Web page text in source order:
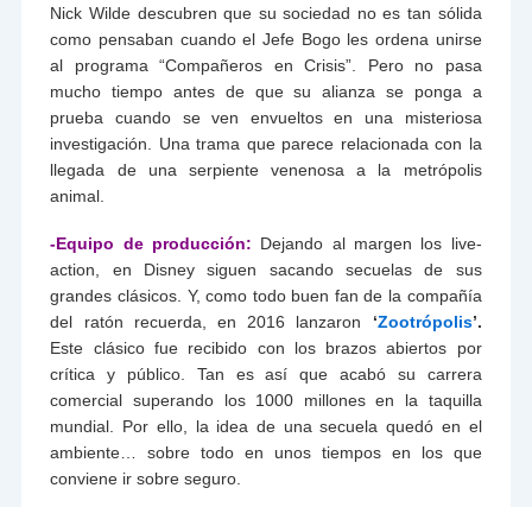
Nick Wilde descubren que su sociedad no es tan sólida
como pensaban cuando el Jefe Bogo les ordena unirse
al programa “Compañeros en Crisis”. Pero no pasa
mucho tiempo antes de que su alianza se ponga a
prueba cuando se ven envueltos en una misteriosa
investigación. Una trama que parece relacionada con la
llegada de una serpiente venenosa a la metrópolis
animal.
-Equipo de producción: Dejando al margen los live-
action, en Disney siguen sacando secuelas de sus
grandes clásicos. Y, como todo buen fan de la compañía
del ratón recuerda, en 2016 lanzaron ‘Zootrópolis’.
Este clásico fue recibido con los brazos abiertos por
crítica y público. Tan es así que acabó su carrera
comercial superando los 1000 millones en la taquilla
mundial. Por ello, la idea de una secuela quedó en el
ambiente… sobre todo en unos tiempos en los que
conviene ir sobre seguro.